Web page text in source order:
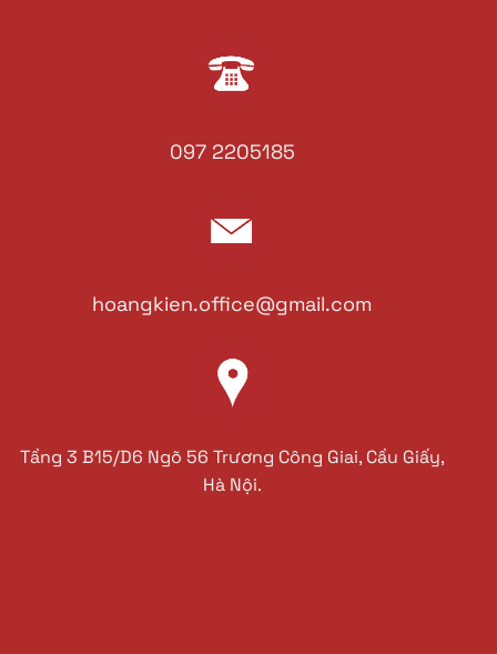
097 2205185
hoangkien.office@gmail.com
Tầng 3 B15/D6 Ngõ 56 Trương Công Giai, Cầu Giấy,
Hà Nội.